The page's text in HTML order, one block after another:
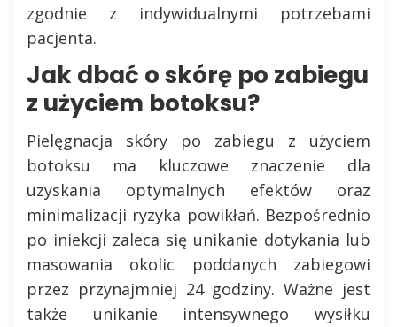
zgodnie z indywidualnymi potrzebami
pacjenta.
Jak dbać o skórę po zabiegu
z użyciem botoksu?
Pielęgnacja skóry po zabiegu z użyciem
botoksu ma kluczowe znaczenie dla
uzyskania optymalnych efektów oraz
minimalizacji ryzyka powikłań. Bezpośrednio
po iniekcji zaleca się unikanie dotykania lub
masowania okolic poddanych zabiegowi
przez przynajmniej 24 godziny. Ważne jest
także unikanie intensywnego wysiłku